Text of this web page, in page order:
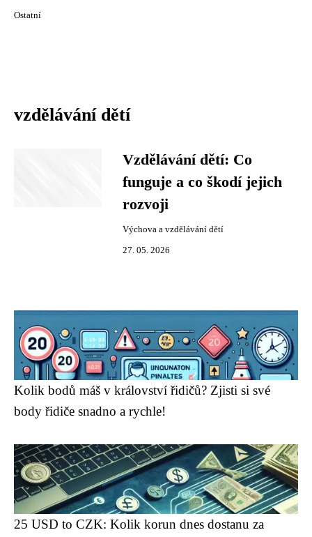
Ostatní
vzdělávání dětí
Vzdělávání dětí: Co
funguje a co škodí jejich
rozvoji
Výchova a vzdělávání dětí
27. 05. 2026
Kolik bodů máš v království řidičů? Zjisti si své
body řidiče snadno a rychle!
25 USD to CZK: Kolik korun dnes dostanu za